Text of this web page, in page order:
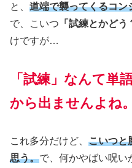
と、 道端で襲ってくるコン
で、こいつ 「試練とかどう
けですが…
「 試練」なんて単
から出ませんよね。
これ多分だけど、 こいつと
思う。で、何かやばい呪い